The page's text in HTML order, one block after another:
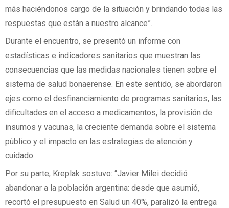
más haciéndonos cargo de la situación y brindando todas las
respuestas que están a nuestro alcance”.
Durante el encuentro, se presentó un informe con
estadísticas e indicadores sanitarios que muestran las
consecuencias que las medidas nacionales tienen sobre el
sistema de salud bonaerense. En este sentido, se abordaron
ejes como el desfinanciamiento de programas sanitarios, las
dificultades en el acceso a medicamentos, la provisión de
insumos y vacunas, la creciente demanda sobre el sistema
público y el impacto en las estrategias de atención y
cuidado.
Por su parte, Kreplak sostuvo: “Javier Milei decidió
abandonar a la población argentina: desde que asumió,
recortó el presupuesto en Salud un 40%, paralizó la entrega